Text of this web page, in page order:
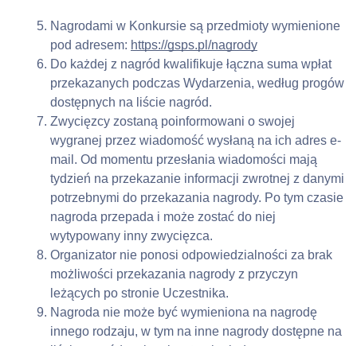
Nagrodami w Konkursie są przedmioty wymienione
pod adresem: https://gsps.pl/nagrody
Do każdej z nagród kwalifikuje łączna suma wpłat
przekazanych podczas Wydarzenia, według progów
dostępnych na liście nagród.
Zwycięzcy zostaną poinformowani o swojej
wygranej przez wiadomość wysłaną na ich adres e-
mail. Od momentu przesłania wiadomości mają
tydzień na przekazanie informacji zwrotnej z danymi
potrzebnymi do przekazania nagrody. Po tym czasie
nagroda przepada i może zostać do niej
wytypowany inny zwycięzca.
Organizator nie ponosi odpowiedzialności za brak
możliwości przekazania nagrody z przyczyn
leżących po stronie Uczestnika.
Nagroda nie może być wymieniona na nagrodę
innego rodzaju, w tym na inne nagrody dostępne na